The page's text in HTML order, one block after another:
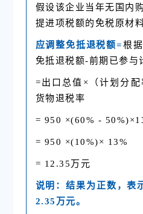
假设该企业当年无国内
提进项税额的免税原材
应调整免抵退税额=根
免抵退税额-前期已参与
=出口总值×（计划分配
货物退税率
= 950 ×(60% -
= 950 ×(10%)× 13%
= 12.35万元
说明：结果为正数，表
2.35万元。